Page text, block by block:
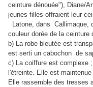
ceinture dénouée"), Diane/
jeunes filles offraient leur
Latone, dans Callimaque,
couleur dorée de la ceinture
b) La robe bleutée est
est serti un cabochon de
c) La coiffure est complexe
l'étreinte. Elle est
Elle rassemble des tresses